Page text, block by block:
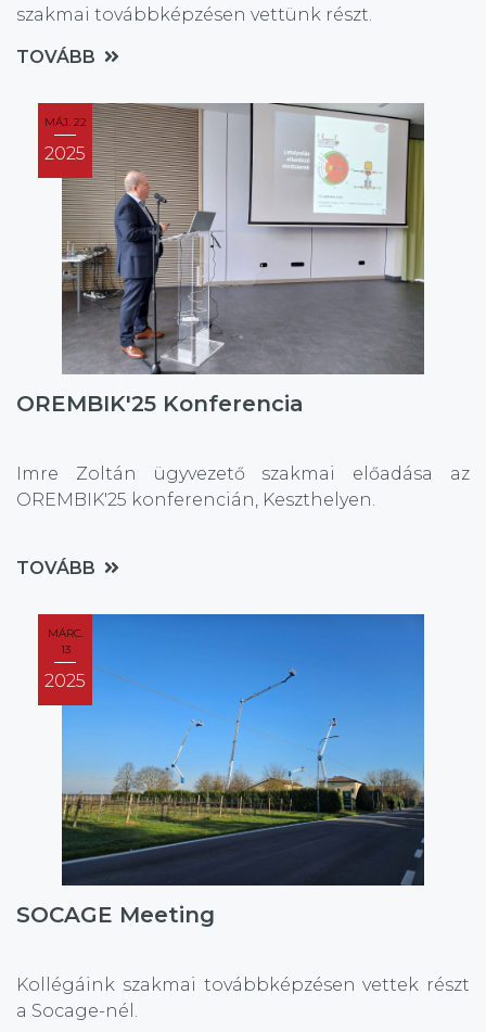
szakmai továbbképzésen vettünk részt.
TOVÁBB
OREMBIK'25 Konferencia
MÁJ. 22
2025
Imre Zoltán ügyvezető szakmai előadása az
OREMBIK'25 konferencián, Keszthelyen.
TOVÁBB
SOCAGE Meeting
MÁRC.
13
2025
Kollégáink szakmai továbbképzésen vettek részt
a Socage-nél.